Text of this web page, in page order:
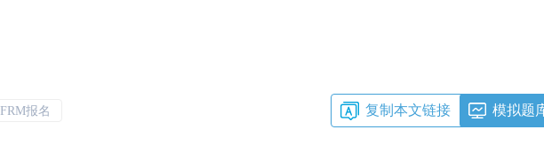
FRM报名 复制本文链接 模拟题